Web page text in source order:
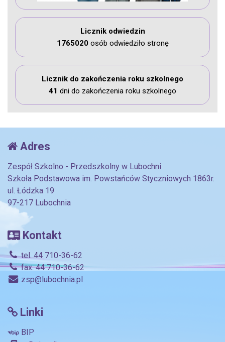
Licznik odwiedzin
1765020osób odwiedziło stronę
Licznik do zakończenia roku szkolnego
41 dni do zakończenia roku szkolnego
Adres
Zespół Szkolno - Przedszkolny w Lubochni
Szkoła Podstawowa im. Powstańców Styczniowych 1863r.
ul. Łódzka 19
97-217 Lubochnia
Kontakt
tel. 44 710-36-62
fax. 44 710-36-62
zsp@lubochnia.pl
Linki
BIP